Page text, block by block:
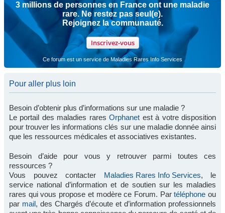
3 millions de personnes en France ont une maladie
rare. Ne restez pas seul(e).
Rejoignez la communauté.
Inscrivez-vous
Ce forum est un service de Maladies Rares Info Services
Pour aller plus loin
Besoin d’obtenir plus d’informations sur une maladie ?
Le portail des maladies raresOrphanet est à votre disposition
pour trouver les informations clés sur une maladie donnée ainsi
que les ressources médicales et associatives existantes.
Besoin d’aide pour vous y retrouver parmi toutes ces
ressources ?
Vous pouvez contacter Maladies Rares Info Services, le
service national d’information et de soutien sur les maladies
rares qui vous propose et modère ce Forum. Partéléphone ou
par mail, des Chargés d’écoute et d’information professionnels